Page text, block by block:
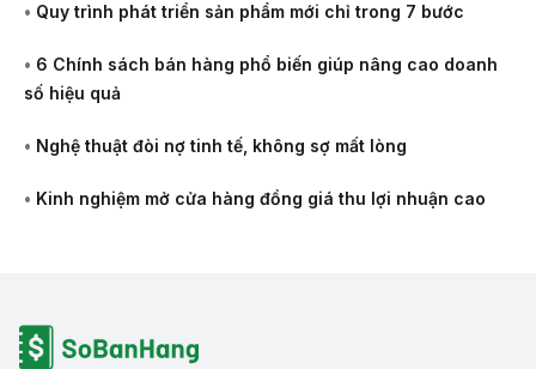
• Quy trình phát triển sản phẩm mới chỉ trong 7 bước
• 6 Chính sách bán hàng phổ biến giúp nâng cao doanh
số hiệu quả
• Nghệ thuật đòi nợ tinh tế, không sợ mất lòng
• Kinh nghiệm mở cửa hàng đồng giá thu lợi nhuận cao